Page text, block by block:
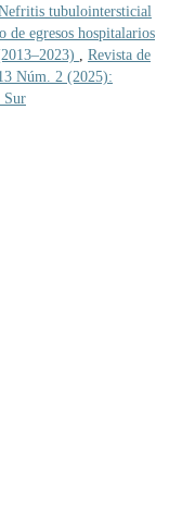
tubulointersticial
de egresos hospitalarios
, Revista de
Núm. 2 (2025):
Sur